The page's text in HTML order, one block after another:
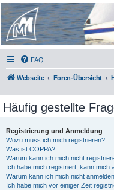
Micro Magic Forum
Deutschland
FAQ
Webseite Foren-Übersicht
Häufig gestellte
Registrierung und Anmeldung
Wozu muss ich mich registrieren?
Was ist COPPA?
Warum kann ich mich nicht
Ich habe mich registriert, kann mich
Warum kann ich mich nicht
Ich habe mich vor einiger Zeit